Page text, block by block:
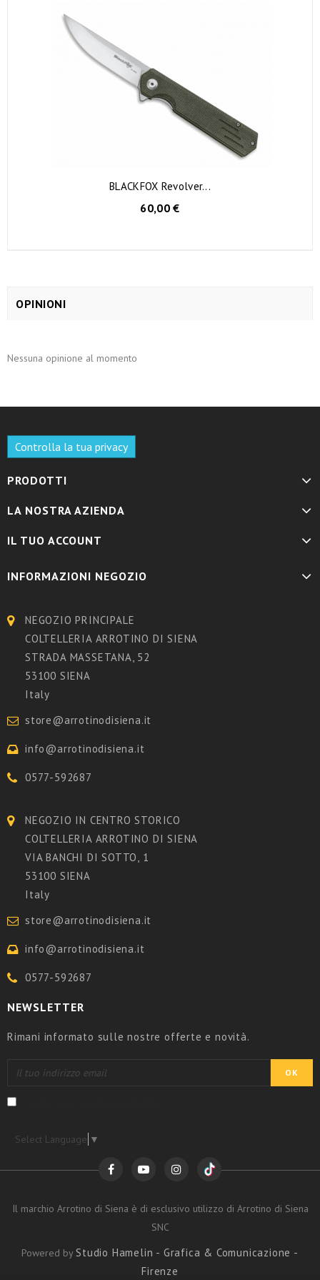
BLACKFOX Revolver...
60,00 €
OPINIONI
Nessuna opinione al momento
Controlla la tua privacy
PRODOTTI
LA NOSTRA AZIENDA
IL TUO ACCOUNT
INFORMAZIONI NEGOZIO
NEGOZIO PRINCIPALE
COLTELLERIA ARROTINO DI SIENA
STRADA MASSETANA, 52
53100 SIENA
Italy
store@arrotinodisiena.it
info@arrotinodisiena.it
0577-592687
NEGOZIO IN CENTRO STORICO
COLTELLERIA ARROTINO DI SIENA
VIA BANCHI DI SOTTO, 1
53100 SIENA
Italy
store@arrotinodisiena.it
info@arrotinodisiena.it
0577-592687
NEWSLETTER
Rimani informato sulle nostre offerte e novità.
Select Language ▼
Il marchio Arrotino di Siena è di esclusivo utilizzo di Arrotino di Siena
SNC
Powered byStudio Hamelin - Grafica & Comunicazione -
Firenze